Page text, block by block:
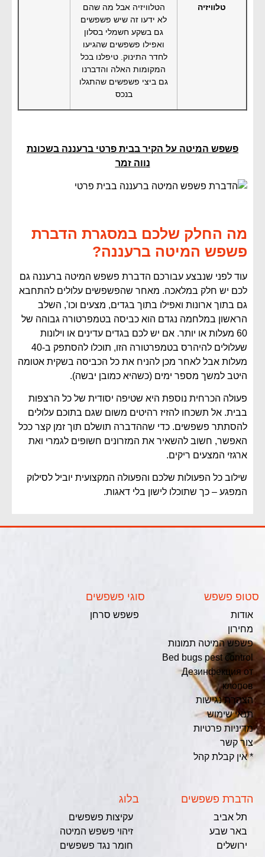
טלוויזיה
הטלוויזיה אבל מה שהם
לא ידעו זה שיש פשפשים
גם בשקע חשמלי בסלון
ואפילו פשפשים שהגיעו
לחדר התינוק. טיפלנו בכל
המקומות האלה והדברנו
גם ביצי פשפשים שהתגלו
בנכס
פשפש המיטה על הקיר בבית פרטי ברעננה בשכונת
נווה זמר
מה החלק שלכם במסגרת הדברת
פשפש המיטה ברעננה?
עוד לפני שנבצע עבורכם הדברת פשפש המיטה ברעננה גם
לכם יש חלק במלאכה. מאחר שהפשפשים עלולים להתחבא
גם בתוך ארונות ואפילו בתוך בגדים, מצעים וכו', השלב
הראשון במלחמה נגדם הוא כביסה בטמפרטורה גבוהה של
60 מעלות או יותר. אם יש לכם בגדים עדינים או וילונות
שעלולים להיהרס בטמפרטורה הזו, תוכלו להסתפק ב-40
מעלות אבל לאחר מכן להניח את כל הכביסה בשקית אטומה
היטב למשך מספר ימים (כשהיא כמובן יבשה).
פעולה הכרחית נוספת היא שטיפה יסודית של כל הרצפות
בבית. אל תשכחו להזיז רהיטים משום שגם בתוכם עלולים
להסתתר פשפשים. כדי שההדברה תושלם תוך זמן קצר ככל
האפשר, חשוב להשאיר את המזרונים חשופים לגמרי ואת
ארגזי המצעים ריקים.
שילוב כל הפעולות שלכם והפעולה המקצועית יוביל לסילוק
המפגע – כך שתוכלו לישון בלי דאגות.
סטופ פשפש
אודות
מחירון
פשפש המיטה תמונות
Bed bugs pest control
Дезинфекция от
клопов
הצהרת נגישות
תנאי שימוש
מדיניות פרטיות
צור קשר
* אין קבלת קהל
סוגי פשפשים
פשפש סרחן
הדברת פשפשים
תל אביב
באר שבע
ירושלים
בלוג
עקיצות פשפשים
זיהוי פשפש המיטה
חומר נגד פשפשים